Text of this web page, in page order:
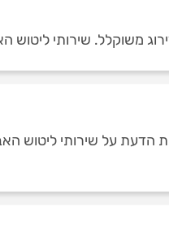
משוקלל. שירותי ליטוש
הדעת על שירותי ליטוש